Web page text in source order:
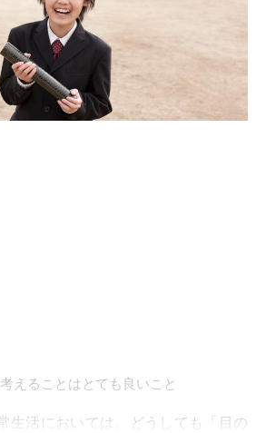
えることはとても良いこと
生活においては、どうしても「目の